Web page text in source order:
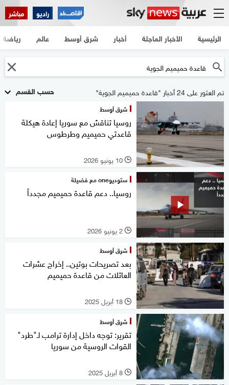
راديو مباشر
الرئيسية الأخبار العاجلة أخبار شرق أوسط عالم رياضة
حسب القسم تم العثور على 24 أخبار "قاعدة حميميم الجوية"
شرق أوسط
روسيا تناقش مع سوريا إعادة هيكلة
قاعدتي حميميم وطرطوس
l 10 يونيو 2026
ستوديوone مع فضيلة
روسيا.. دعم قاعدة حميميم مجدداً
l 2 يونيو 2026
شرق أوسط
بعد تصريحات بوتين.. إخراج عشرات
العائلات من قاعدة حميميم
l 18 أبريل 2025
شرق أوسط
تقرير: توجه داخل إدارة ترامب لـ"طرد"
القوات الروسية من سوريا
l 8 أبريل 2025